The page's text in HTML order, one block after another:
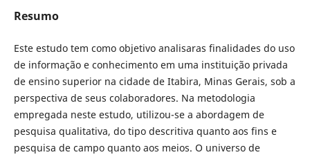
Resumo
Este estudo tem como objetivo analisaras finalidades do uso
de informação e conhecimento em uma instituição privada
de ensino superior na cidade de Itabira, Minas Gerais, sob a
perspectiva de seus colaboradores. Na metodologia
empregada neste estudo, utilizou-se a abordagem de
pesquisa qualitativa, do tipo descritiva quanto aos fins e
pesquisa de campo quanto aos meios. O universo de